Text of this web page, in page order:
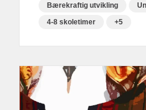
Bærekraftig utvikling
4-8 skoletimer
+5